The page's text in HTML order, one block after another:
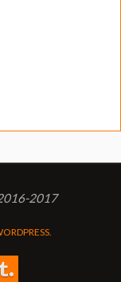
2017